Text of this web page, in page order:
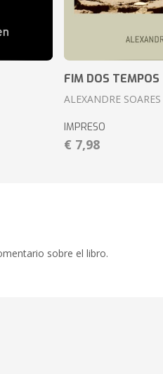
FIM DOS TEMPOS
ALEXANDRE SOARES
IMPRESO
€ 7,98
sobre el libro.